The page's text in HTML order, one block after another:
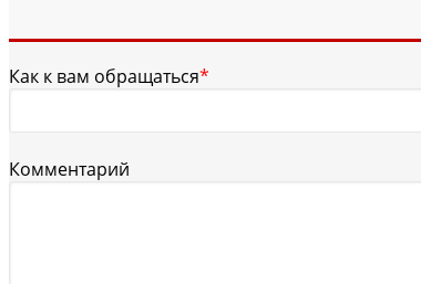
Как к вам обращаться*
Комментарий